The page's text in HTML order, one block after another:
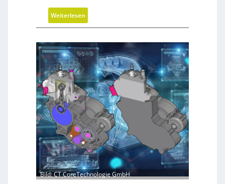
h
a
t
i
g
k
e
i
t
-
R
o
a
d
Weiterlesen:
N
u
e
V
e
r
s
i
n
d
e
r
C
Bild: CT CoreTechnologie GmbH